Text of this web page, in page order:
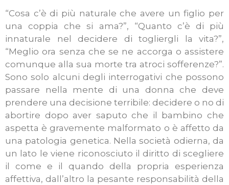
“Cosa c’è di più naturale che avere un figlio per
una coppia che si ama?”, “Quanto c’è di più
innaturale nel decidere di togliergli la vita?”,
“Meglio ora senza che se ne accorga o assistere
comunque alla sua morte tra atroci sofferenze?”.
Sono solo alcuni degli interrogativi che possono
passare nella mente di una donna che deve
prendere una decisione terribile: decidere o no di
abortire dopo aver saputo che il bambino che
aspetta è gravemente malformato o è affetto da
una patologia genetica. Nella società odierna, da
un lato le viene riconosciuto il diritto di scegliere
il come e il quando della propria esperienza
affettiva, dall’altro la pesante responsabilità della